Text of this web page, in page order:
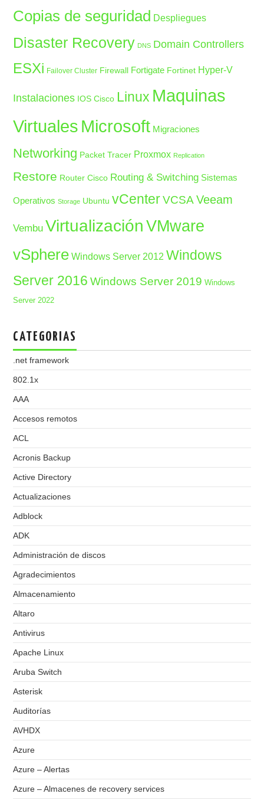
Copias de seguridad Despliegues
Disaster Recovery DNS Domain Controllers
ESXi Failover Cluster Firewall Fortigate Fortinet Hyper-V
Instalaciones IOS Cisco Linux Maquinas
Virtuales Microsoft Migraciones
Networking Packet Tracer Proxmox Replication
Restore Router Cisco Routing & Switching Sistemas
Operativos Storage Ubuntu vCenter VCSA Veeam
Vembu Virtualización VMware
vSphere Windows Server 2012 Windows
Server 2016 Windows Server 2019 Windows
Server 2022
CATEGORIAS
.net framework
802.1x
AAA
Accesos remotos
ACL
Acronis Backup
Active Directory
Actualizaciones
Adblock
ADK
Administración de discos
Agradecimientos
Almacenamiento
Altaro
Antivirus
Apache Linux
Aruba Switch
Asterisk
Auditorías
AVHDX
Azure
Azure – Alertas
Azure – Almacenes de recovery services